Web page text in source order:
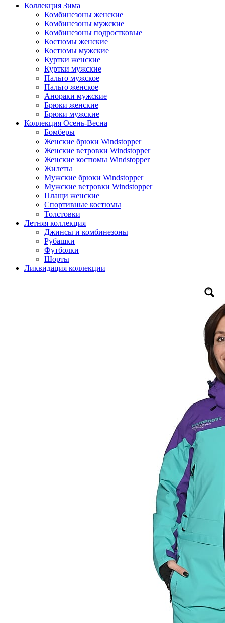
Коллекция Зима
Комбинезоны женские
Комбинезоны мужские
Комбинезоны подростковые
Костюмы женские
Костюмы мужские
Куртки женские
Куртки мужские
Пальто мужское
Пальто женское
Анораки мужские
Брюки женские
Брюки мужские
Коллекция Осень-Весна
Бомберы
Женские брюки Windstopper
Женские ветровки Windstopper
Женские костюмы Windstopper
Жилеты
Мужские брюки Windstopper
Мужские ветровки Windstopper
Плащи женские
Спортивные костюмы
Толстовки
Летняя коллекция
Джинсы и комбинезоны
Рубашки
Футболки
Шорты
Ликвидация коллекции